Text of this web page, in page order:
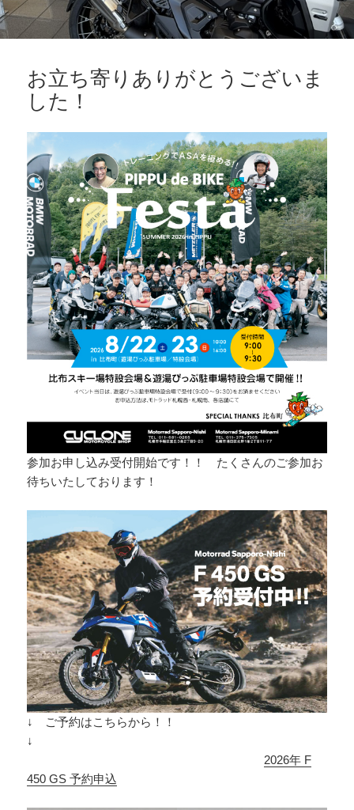
お立ち寄りありがとうございま
した！
参加お申し込み受付開始です！！ たくさんのご参加お
待ちいたしております！
↓ ご予約はこちらから！！
↓
2026年 F
450 GS 予約申込